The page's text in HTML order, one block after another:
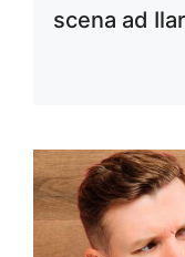
scena ad